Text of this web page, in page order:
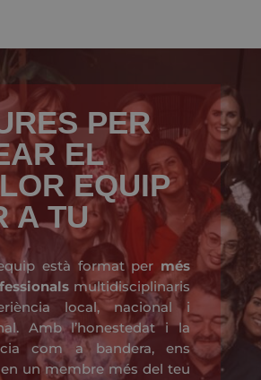
PER
EL
EQUIP
A TU
està format per més
multidisciplinaris
local, nacional i
Amb l’honestedat i la
com a bandera, ens
un membre més del teu